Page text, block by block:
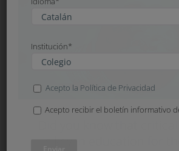
Institución*
Acepto la Política de Privacidad
Acepto recibir el boletín informativo